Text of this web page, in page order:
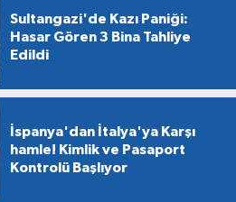
Sultangazi'de Kazı Paniği:
Hasar Gören 3 Bina Tahliye
Edildi
İspanya'dan İtalya'ya Karşı
hamle! Kimlik ve Pasaport
Kontrolü Başlıyor